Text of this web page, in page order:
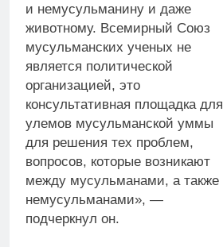
и немусульманину и даже
животному. Всемирный Союз
мусульманских ученых не
является политической
организацией, это
консультативная площадка для
улемов мусульманской уммы
для решения тех проблем,
вопросов, которые возникают
между мусульманами, а также
немусульманами», —
подчеркнул он.